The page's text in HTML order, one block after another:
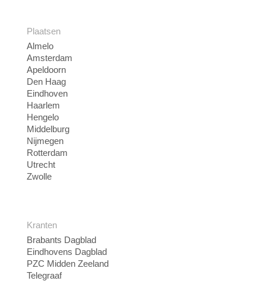
Plaatsen
Almelo
Amsterdam
Apeldoorn
Den Haag
Eindhoven
Haarlem
Hengelo
Middelburg
Nijmegen
Rotterdam
Utrecht
Zwolle
Kranten
Brabants Dagblad
Eindhovens Dagblad
PZC Midden Zeeland
Telegraaf